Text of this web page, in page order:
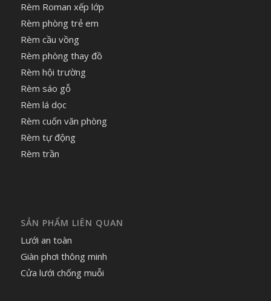
Rèm Roman xếp lớp
Rèm phòng trẻ em
Rèm cầu vồng
Rèm phòng thay đồ
Rèm hội trường
Rèm sáo gỗ
Rèm lá dọc
Rèm cuốn văn phòng
Rèm tự động
Rèm trần
SẢN PHẨM LIÊN QUAN
Lưới an toàn
Giàn phơi thông minh
Cửa lưới chống muỗi